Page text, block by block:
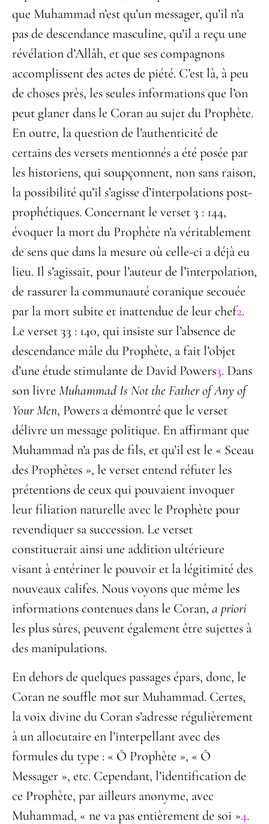
que Muhammad n’est qu’un messager, qu’il n’a
pas de descendance masculine, qu’il a reçu une
révélation d’Allâh, et que ses compagnons
accomplissent des actes de piété. C’est là, à peu
de choses près, les seules informations que l’on
peut glaner dans le Coran au sujet du Prophète.
En outre, la question de l’authenticité de
certains des versets mentionnés a été posée par
les historiens, qui soupçonnent, non sans raison,
la possibilité qu’il s’agisse d’interpolations post-
prophétiques. Concernant le verset 3 : 144,
évoquer la mort du Prophète n’a véritablement
de sens que dans la mesure où celle-ci a déjà eu
lieu. Il s’agissait, pour l’auteur de l’interpolation,
de rassurer la communauté coranique secouée
par la mort subite et inattendue de leur chef2.
Le verset 33 : 140, qui insiste sur l’absence de
descendance mâle du Prophète, a fait l’objet
d’une étude stimulante de David Powers3. Dans
son livre Muhammad Is Not the Father of Any of
Your Men, Powers a démontré que le verset
délivre un message politique. En affirmant que
Muhammad n’a pas de fils, et qu’il est le « Sceau
des Prophètes », le verset entend réfuter les
prétentions de ceux qui pouvaient invoquer
leur filiation naturelle avec le Prophète pour
revendiquer sa succession. Le verset
constituerait ainsi une addition ultérieure
visant à entériner le pouvoir et la légitimité des
nouveaux califes. Nous voyons que même les
informations contenues dans le Coran, a priori
les plus sûres, peuvent également être sujettes à
des manipulations.
En dehors de quelques passages épars, donc, le
Coran ne souffle mot sur Muhammad. Certes,
la voix divine du Coran s’adresse régulièrement
à un allocutaire en l’interpellant avec des
formules du type : « Ô Prophète », « Ô
Messager », etc. Cependant, l’identification de
ce Prophète, par ailleurs anonyme, avec
Muhammad, « ne va pas entièrement de soi »4.